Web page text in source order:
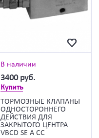
В наличии
3400 руб.
Купить
ТОРМОЗНЫЕ КЛАПАНЫ
ОДНОСТОРОННЕГО
ДЕЙСТВИЯ ДЛЯ
ЗАКРЫТОГО ЦЕНТРА
VBCD SE А CC